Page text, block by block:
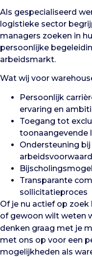
Als gespecialiseerd
logistieke sector
managers zoeken in
persoonlijke
arbeidsmarkt.
Wat wij voor
Persoonlijk
ervaring en
Toegang tot
toonaangevende
Ondersteuning
Transparante
sollicitatieproces
Of je nu actief op
of gewoon wilt weten
denken graag met je
met ons op voor een
mogelijkheden als